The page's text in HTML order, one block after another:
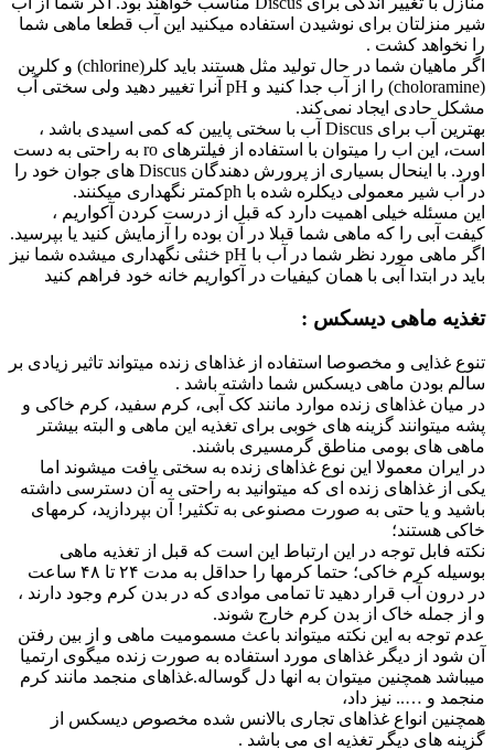
شیر منزلتان برای نوشیدن استفاده میکنید این آب قطعا ماهی شما
را نخواهد کشت .
اگر ماهیان شما در حال تولید مثل هستند باید کلر(chlorine) و کلرین
(choloramine) را از آب جدا کنید و pH آنرا تغییر دهید ولی سختی آب
مشکل حادی ایجاد نمی‌کند.
بهترین آب برای Discus آب با سختی پایین که کمی اسیدی باشد ،
است، این اب را میتوان با استفاده از فیلترهای ro به راحتی به دست
اورد. با اینحال بسیاری از پرورش دهندگان Discus های جوان خود را
در آب شیر معمولی دیکلره شده با phکمتر نگهداری میکنند.
این مسئله خیلی اهمیت دارد که قبل از درست کردن آکواریم ،
کیفت آبی را که ماهی شما قبلا در آن بوده را آزمایش کنید یا بپرسید.
اگر ماهی مورد نظر شما در آب با pH خنثی نگهداری میشده شما نیز
باید در ابتدا آبی با همان کیفیات در آکواریم خانه خود فراهم کنید
تغذیه ماهی دیسکس :
تنوع غذایی و مخصوصا استفاده از غذاهای زنده میتواند تاثیر زیادی بر
سالم بودن ماهی دیسکس شما داشته باشد .
در میان غذاهای زنده موارد مانند کک آبی، کرم سفید، کرم خاکی و
پشه میتوانند گزینه های خوبی برای تغذیه این ماهی و البته بیشتر
ماهی های بومی مناطق گرمسیری باشند.
در ایران معمولا این نوع غذاهای زنده به سختی یافت میشوند اما
یکی از غذاهای زنده ای که میتوانید به راحتی به آن دسترسی داشته
باشید و یا حتی به صورت مصنوعی به تکثیر! آن بپردازید، کرمهای
خاکی هستند؛
نکته فابل توجه در این ارتباط این است که قبل از تغذیه ماهی
بوسیله کرم خاکی؛ حتما کرمها را حداقل به مدت ۲۴ تا ۴۸ ساعت
در درون آب قرار دهید تا تمامی موادی که در بدن کرم وجود دارند ،
و از جمله خاک از بدن کرم خارج شوند.
عدم توجه به این نکته میتواند باعث مسمومیت ماهی و از بین رفتن
آن شود از دیگر غذاهای مورد استفاده به صورت زنده میگوی ارتمیا
میباشد همچنین میتوان به انها دل گوساله.غذاهای منجمد مانند کرم
منجمد و ….. نیز داد،
همچنین انواع غذاهای تجاری بالانس شده مخصوص دیسکس از
گزینه های دیگر تغذیه ای می باشد .